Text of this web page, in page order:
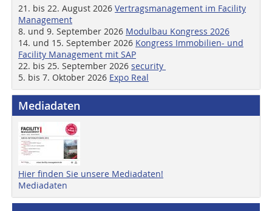
21. bis 22. August 2026 Vertragsmanagement im Facility
Management
8. und 9. September 2026 Modulbau Kongress 2026
14. und 15. September 2026 Kongress Immobilien- und
Facility Management mit SAP
22. bis 25. September 2026 security
5. bis 7. Oktober 2026 Expo Real
Mediadaten
Hier finden Sie unsere Mediadaten!
Mediadaten